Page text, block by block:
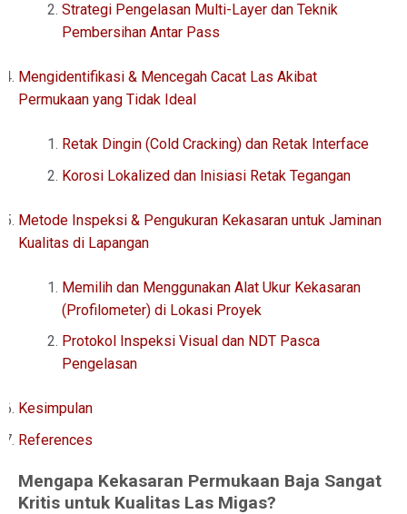
Strategi Pengelasan Multi-Layer dan Teknik
Pembersihan Antar Pass
Mengidentifikasi & Mencegah Cacat Las Akibat
Permukaan yang Tidak Ideal
Retak Dingin (Cold Cracking) dan Retak Interface
Korosi Lokalized dan Inisiasi Retak Tegangan
Metode Inspeksi & Pengukuran Kekasaran untuk Jaminan
Kualitas di Lapangan
Memilih dan Menggunakan Alat Ukur Kekasaran
(Profilometer) di Lokasi Proyek
Protokol Inspeksi Visual dan NDT Pasca
Pengelasan
Kesimpulan
References
Mengapa Kekasaran Permukaan Baja Sangat
Kritis untuk Kualitas Las Migas?